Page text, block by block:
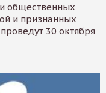
общественных
и признанных
30 октября